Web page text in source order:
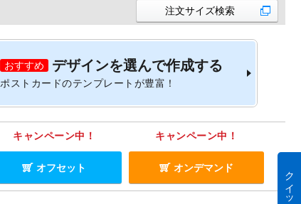
注文サイズ検索
おすすめ デザインを選んで作成する
ポストカードのテンプレートが豊富！
キャンペーン中！
オフセット
キャンペーン中！
オンデマンド